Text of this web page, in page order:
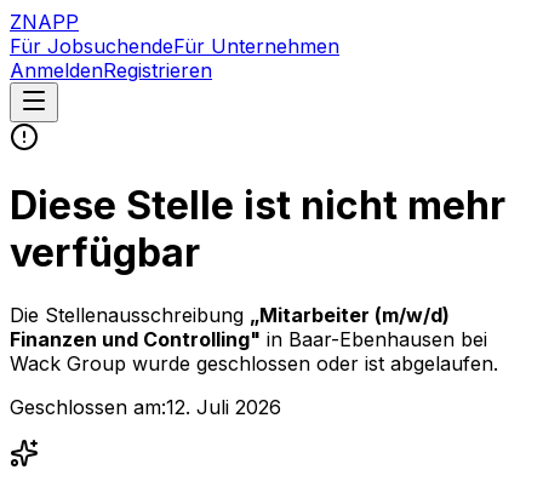
ZNAPP
Für JobsuchendeFür Unternehmen
AnmeldenRegistrieren
Diese Stelle ist nicht mehr
verfügbar
Die Stellenausschreibung „Mitarbeiter (m/w/d)
Finanzen und Controlling" in Baar-Ebenhausen bei
Wack Group wurde geschlossen oder ist abgelaufen.
Geschlossen am:12. Juli 2026